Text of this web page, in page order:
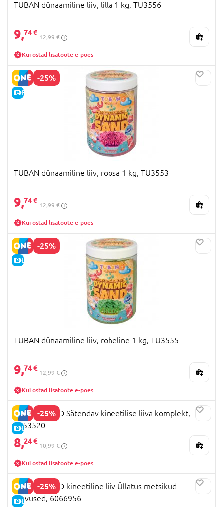
TUBAN dünaamiline liiv, lilla 1 kg, TU3556
9,74 €
12,99 €
Kui ostad lisatoote e-poes
-25%
E-HIND
TUBAN dünaamiline liiv, roosa 1 kg, TU3553
9,74 €
12,99 €
Kui ostad lisatoote e-poes
-25%
E-HIND
TUBAN dünaamiline liiv, roheline 1 kg, TU3555
9,74 €
12,99 €
Kui ostad lisatoote e-poes
-25%
E-HIND
KINETIC SAND Sätendav kineetilise liiva komplekt,
6053520
8,24 €
10,99 €
Kui ostad lisatoote e-poes
-25%
E-HIND
KINETIC SAND kineetiline liiv Üllatus metsikud
olevused, 6066956